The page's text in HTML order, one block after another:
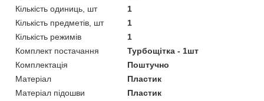
Кількість одиниць, шт
1
Кількість предметів, шт
1
Кількість режимів
1
Комплект постачання
Турбощітка - 1шт
Комплектація
Поштучно
Матеріал
Пластик
Матеріал підошви
Пластик